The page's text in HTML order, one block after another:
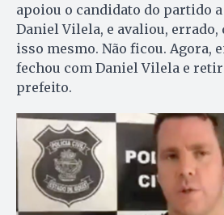
apoiou o candidato do partido
Daniel Vilela, e avaliou,
isso mesmo. Não ficou. Agora,
fechou com Daniel Vilela e
prefeito.